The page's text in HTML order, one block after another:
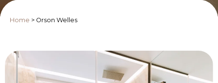
Home > Orson Welles